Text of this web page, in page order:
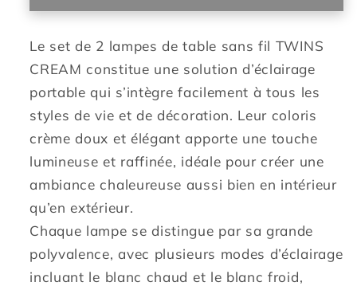
Set
2
lampes
de
table
LED
sans
fil
TWINS
Cream
Set
2
lampes
de
table
LED
sans
fil
TWINS
Cream
Le set de 2 lampes de table sans fil TWINS
CREAM constitue une solution d’éclairage
portable qui s’intègre facilement à tous les
styles de vie et de décoration. Leur coloris
crème doux et élégant apporte une touche
lumineuse et raffinée, idéale pour créer une
ambiance chaleureuse aussi bien en intérieur
qu’en extérieur.
Chaque lampe se distingue par sa grande
polyvalence, avec plusieurs modes d’éclairage
incluant le blanc chaud et le blanc froid,